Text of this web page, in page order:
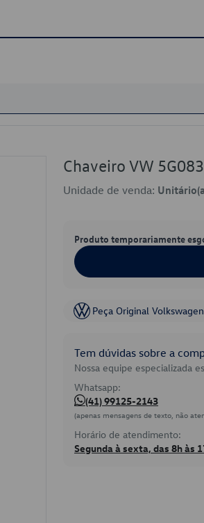
Chaveiro VW
Unidade de venda:
Produto temporariamente
Peça Original Volkswagen
Tem dúvidas sobre a
Nossa equipe especializada
Whatsapp:
(41) 99125-2143
(apenas mensagens de texto, não
Horário de atendimento:
Segunda à sexta, das 8h às